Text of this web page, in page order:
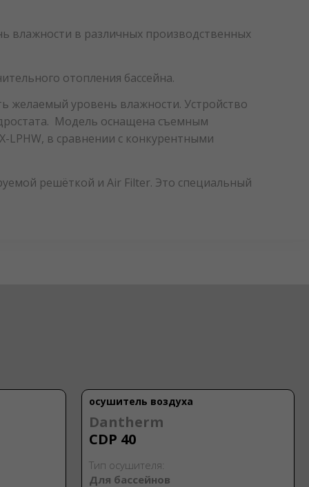
влажности в различных производственных
отопления бассейна.
желаемый уровень влажности. Устройство
Модель оснащена съемным
LPHW, в сравнении с конкурентными
решёткой и Air Filter. Это специальный
осушитель воздуха
Dantherm
CDP 40
Тип осушителя:
Для бассейнов